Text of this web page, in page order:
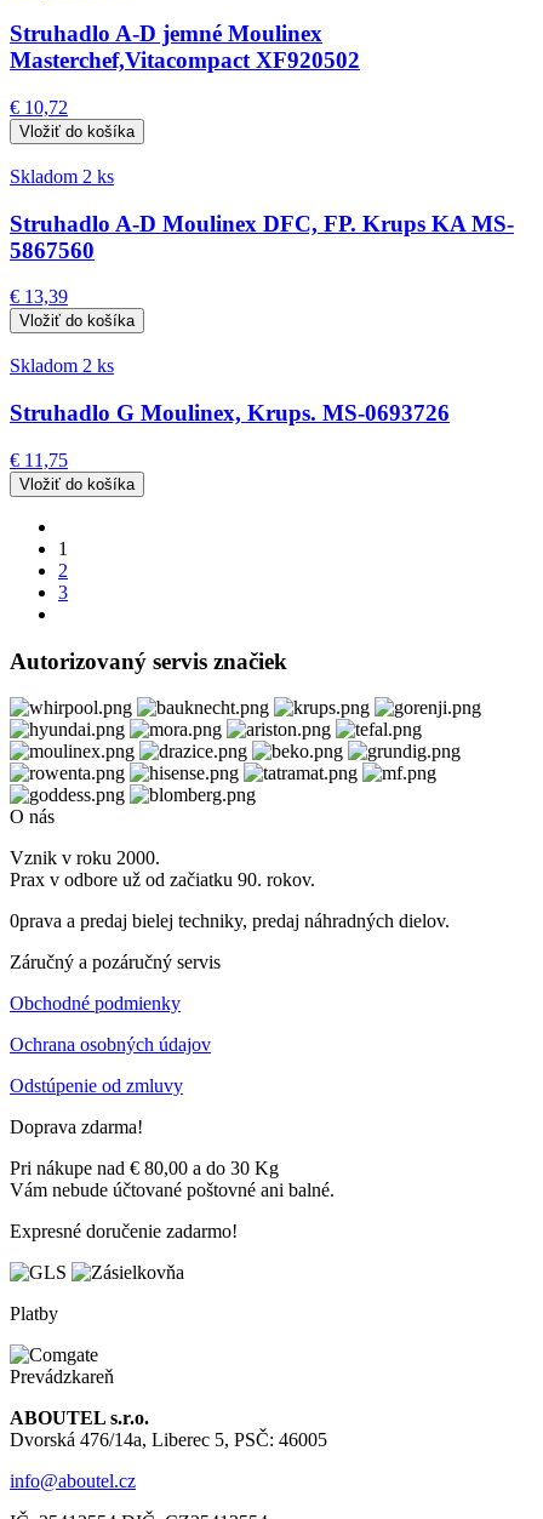
Struhadlo A-D jemné Moulinex
Masterchef,Vitacompact XF920502
€ 10,72
Skladom 2 ks
Struhadlo A-D Moulinex DFC, FP. Krups KA MS-
5867560
€ 13,39
Skladom 2 ks
Struhadlo G Moulinex, Krups. MS-0693726
€ 11,75
1
2
3
Autorizovaný servis značiek
O nás
Vznik v roku 2000.
Prax v odbore už od začiatku 90. rokov.
0prava a predaj bielej techniky, predaj náhradných dielov.
Záručný a pozáručný servis
Obchodné podmienky
Ochrana osobných údajov
Odstúpenie od zmluvy
Doprava zdarma!
Pri nákupe nad € 80,00 a do 30 Kg
Vám nebude účtované poštovné ani balné.
Expresné doručenie zadarmo!
Platby
Prevádzkareň
ABOUTEL s.r.o.
Dvorská 476/14a, Liberec 5, PSČ: 46005
info@aboutel.cz